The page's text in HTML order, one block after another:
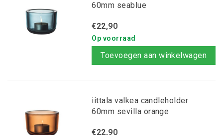
60mm seablue
€22,90
Op voorraad
Toevoegen aan winkelwagen
iittala valkea candleholder
60mm sevilla orange
€22,90